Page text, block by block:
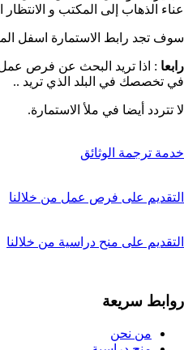
عناء الذهاب إلى المكتب و
سوف تجد رابط الاستمارة اسفل
رابعا : اذا تريد البحث عن فرص عمل
في تخصصك في البلد الذي تريد ..
لا تتردد أيضا في ملأ الاستمارة.
خدمة ترجمة الوثائق
التقديم على فرص عمل من خلالنا
التقديم على منح دراسية من خلالنا
روابط سريعة
من نحن